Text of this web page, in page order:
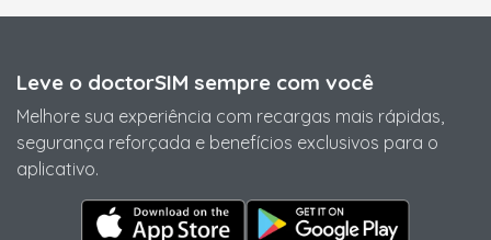
Leve o doctorSIM sempre com você
Melhore sua experiência com recargas mais rápidas,
segurança reforçada e benefícios exclusivos para o
aplicativo.